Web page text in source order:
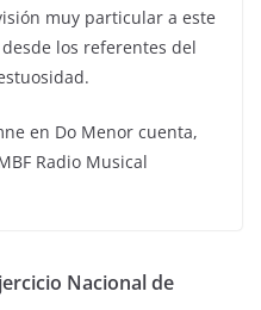
muy particular a este
los referentes del
en Do Menor cuenta,
Radio Musical
Nacional de